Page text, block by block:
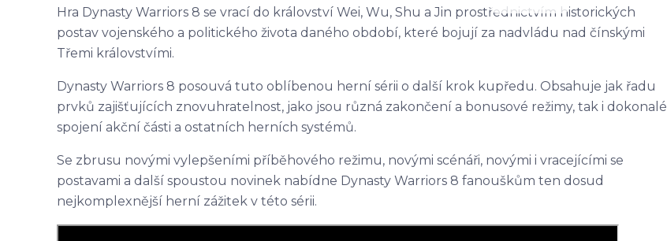
Hra Dynasty Warriors 8 se vrací do království Wei, Wu, Shu a Jin prostřednictvím historických
postav vojenského a politického života daného období, které bojují za nadvládu nad čínskými
Třemi královstvími.
Dynasty Warriors 8 posouvá tuto oblíbenou herní sérii o další krok kupředu. Obsahuje jak řadu
prvků zajišťujících znovuhratelnost, jako jsou různá zakončení a bonusové režimy, tak i dokonalé
spojení akční části a ostatních herních systémů.
Se zbrusu novými vylepšeními příběhového režimu, novými scénáři, novými i vracejícími se
postavami a další spoustou novinek nabídne Dynasty Warriors 8 fanouškům ten dosud
nejkomplexnější herní zážitek v této sérii.